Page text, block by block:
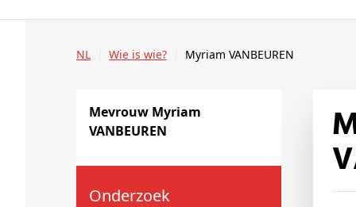
Toekomstige
Studenten
Bedrijven en
Scholen en
Pers
NL Wie is wie? Myriam VANBEUREN
Mevrouw Myriam
VANBEUREN
Onderzoek
Mevrouw